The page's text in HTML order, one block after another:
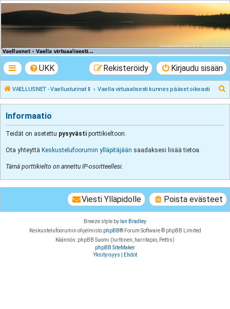
VAELLUSNET -
Vaellusturinat II
UKK Kirjaudu sisään
Rekisteröidy
VAELLUSNET - Vaellusturinat II Vaella virtuaalisesti kunnes pääset oikeasti
Informaatio
Teidät on asetettu pysyvästi porttikieltoon.
Ota yhteyttä Keskustelufoorumin ylläpitäjään saadaksesi lisää tietoa.
Tämä porttikielto on annettu IP-osoitteellesi.
Poista evästeet
Viesti Ylläpidolle
Breeze style by Ian Bradley
Keskustelufoorumin ohjelmisto phpBB® Forum Software © phpBB Limited
Käännös: phpBB Suomi (lurttinen, harritapio, Pettis)
phpBB SiteMaker
Yksityisyys
Ehdot